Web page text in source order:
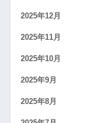
2025年12月
2025年11月
2025年10月
2025年9月
2025年8月